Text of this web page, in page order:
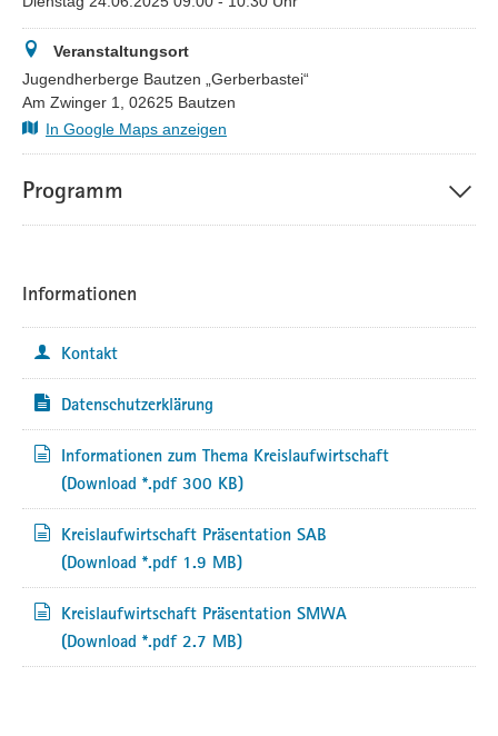
Veranstaltungsort
Jugendherberge Bautzen „Gerberbastei“
Am Zwinger 1, 02625 Bautzen
In Google Maps anzeigen
Programm
Informationen
Kontakt
Datenschutzerklärung
Informationen zum Thema Kreislaufwirtschaft
(Download *.pdf 300 KB)
Kreislaufwirtschaft Präsentation SAB
(Download *.pdf 1.9 MB)
Kreislaufwirtschaft Präsentation SMWA
(Download *.pdf 2.7 MB)